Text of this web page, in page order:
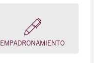
EMPADRONAMIENTO